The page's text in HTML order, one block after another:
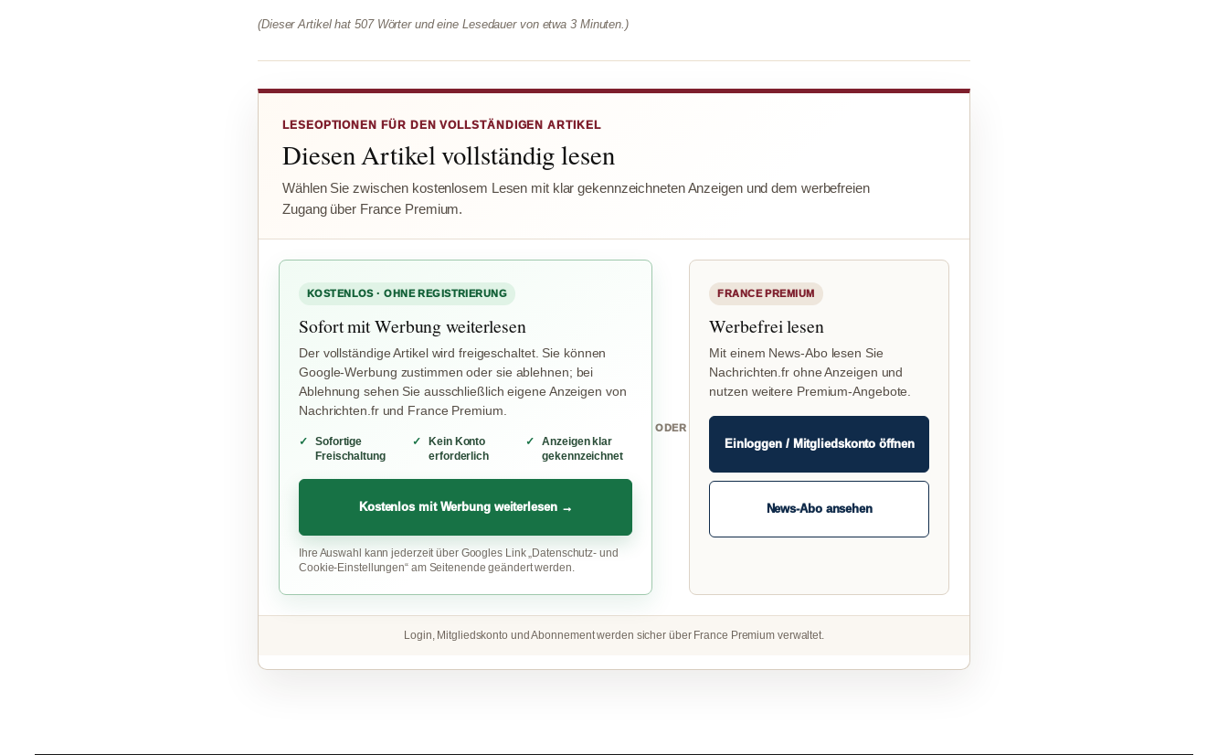
(Dieser Artikel hat 507 Wörter und eine Lesedauer von etwa 3 Minuten.)
LESEOPTIONEN FÜR DEN VOLLSTÄNDIGEN ARTIKEL
Diesen Artikel vollständig lesen
Wählen Sie zwischen kostenlosem Lesen mit klar gekennzeichneten Anzeigen und dem werbefreien
Zugang über France Premium.
KOSTENLOS · OHNE REGISTRIERUNG
Sofort mit Werbung weiterlesen
Der vollständige Artikel wird freigeschaltet. Sie können
Google-Werbung zustimmen oder sie ablehnen; bei
Ablehnung sehen Sie ausschließlich eigene Anzeigen von
Nachrichten.fr und France Premium.
Sofortige
Freischaltung
Kein Konto
erforderlich
Anzeigen klar
gekennzeichnet
Kostenlos mit Werbung weiterlesen →
Ihre Auswahl kann jederzeit über Googles Link „Datenschutz- und
Cookie-Einstellungen“ am Seitenende geändert werden.
ODER
FRANCE PREMIUM
Werbefrei lesen
Mit einem News-Abo lesen Sie
Nachrichten.fr ohne Anzeigen und
nutzen weitere Premium-Angebote.
Einloggen / Mitgliedskonto öffnen
News-Abo ansehen
Login, Mitgliedskonto und Abonnement werden sicher über France Premium verwaltet.